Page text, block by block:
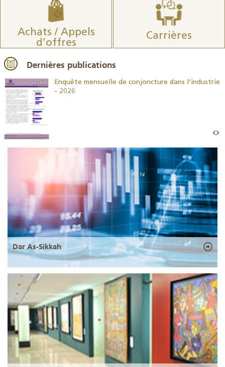
Achats / Appels
d’offres
Carrières
Dernières publications
Enquête mensuelle de conjoncture dans l’industrie
- 2026
Dar As-Sikkah